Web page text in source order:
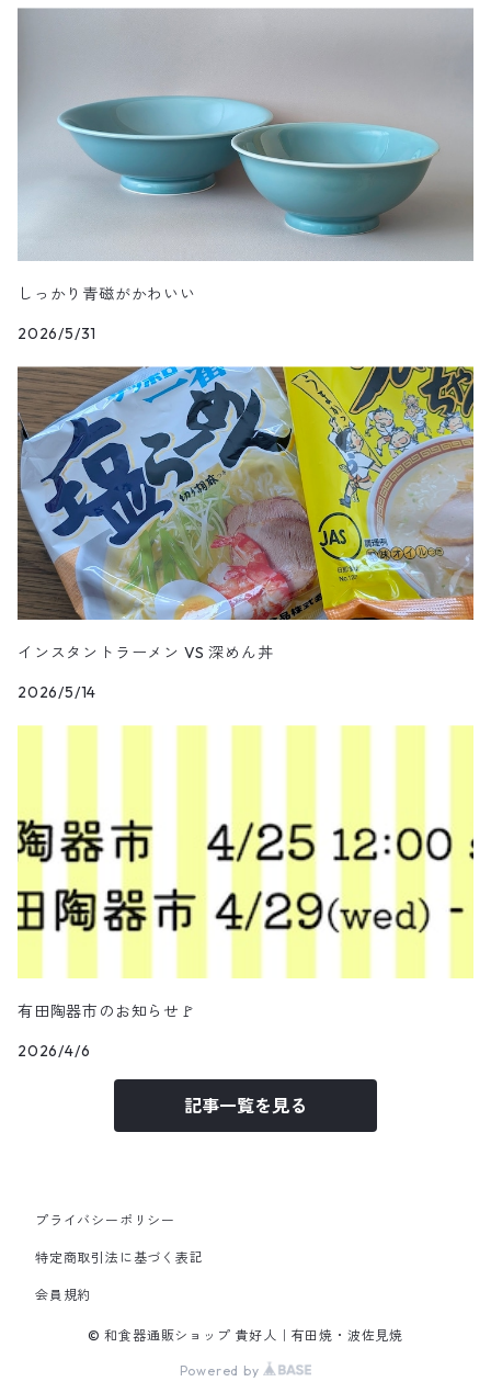
丸（27cm～ / 九寸皿）
楕円皿
変形皿
手塩皿
豆皿・小皿
珍味皿
仕切り皿
急須・ポット
蓋物・段重
一峰窯
空萌工房
しん窯 - 青花 -
敏彩窯
雅幸窯
手塩皿
しっかり青磁がかわいい
2026/5/31
インスタントラーメン VS 深めん丼
2026/5/14
有田陶器市のお知らせ🚩
2026/4/6
記事一覧を見る
プライバシーポリシー
特定商取引法に基づく表記
会員規約
© 和食器通販ショップ 貴好人｜有田焼・波佐見焼
Powered by